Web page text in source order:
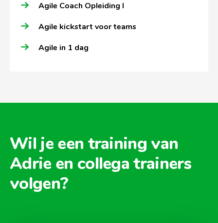
Agile Coach Opleiding I
Agile kickstart voor teams
Agile in 1 dag
Wil je een training van
Adrie en collega trainers
volgen?